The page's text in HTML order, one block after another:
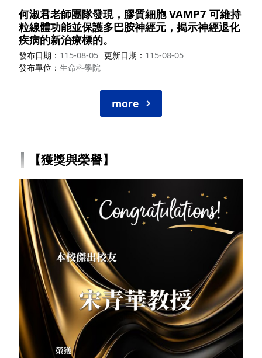
何淑君老師團隊發現，膠質細胞 VAMP7 可維持
粒線體功能並保護多巴胺神經元，揭示神經退化
疾病的新治療標的。
發布日期 115-08-05 更新日期
115-08-05
發布單位
生命科學院
more
【獲獎與榮譽】